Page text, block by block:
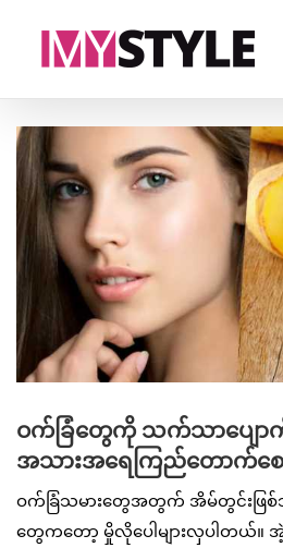
View
Larger
Image
ဝက်ခြံတွေကို သက်သာပျော
အသားအရေကြည်တောက်စ
ဝက်ခြံသမားတွေအတွက် အိမ်တွင်းဖြ
တွေကတော့ မှိုလိုပေါများလှပါတယ်။